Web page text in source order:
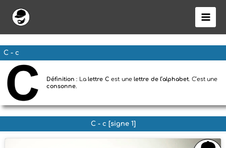
contenu
C - c
Définition: Lalettre C est unelettre de l’alphabet. C’est une
consonne.
C - c [signe 1]